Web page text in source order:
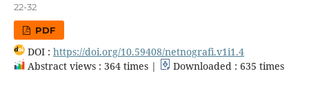
22-32
PDF
DOI : https://doi.org/10.59408/netnografi.v1i1.4
Abstract views : 364 times |
Downloaded : 635 times